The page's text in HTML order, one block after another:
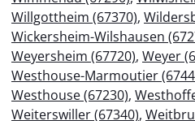
Willgottheim (67370),
Wickersheim-Wilshausen
Weyersheim (67720), Weyer
Westhouse-Marmoutier
Westhouse (67230),
Weiterswiller (67340),